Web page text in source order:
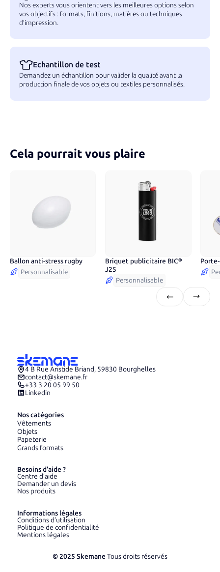
Nos experts vous orientent vers les meilleures options selon
vos objectifs : formats, finitions, matières ou techniques
d’impression.
Echantillon de test
Demandez un échantillon pour valider la qualité avant la
production finale de vos objets ou textiles personnalisés.
Cela pourrait vous plaire
Ballon anti-stress rugby
Personnalisable
Briquet publicitaire BIC®
J25
Personnalisable
4 B Rue Aristide Briand, 59830 Bourghelles
contact@skemane.fr
+33 3 20 05 99 50
Linkedin
Nos catégories
Vêtements
Objets
Papeterie
Grands formats
Besoins d'aide ?
Centre d’aide
Demander un devis
Nos produits
Informations légales
Conditions d’utilisation
Politique de confidentialité
Mentions légales
© 2025 SkemaneTous droits réservés